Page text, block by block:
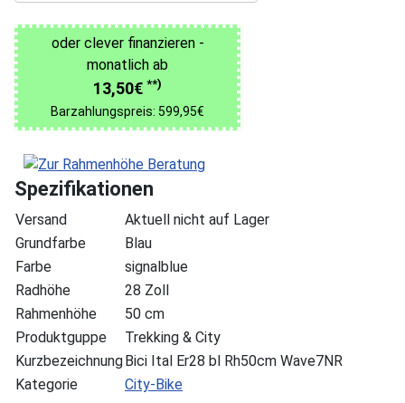
oder clever finanzieren -
monatlich ab
13,50€ **)
Barzahlungspreis: 599,95€
Spezifikationen
Versand
Aktuell nicht auf Lager
Grundfarbe
Blau
Farbe
signalblue
Radhöhe
28 Zoll
Rahmenhöhe
50 cm
Produktguppe
Trekking & City
KurzbezeichnungBici Ital Er28 bl Rh50cm Wave7NR
Kategorie
City-Bike